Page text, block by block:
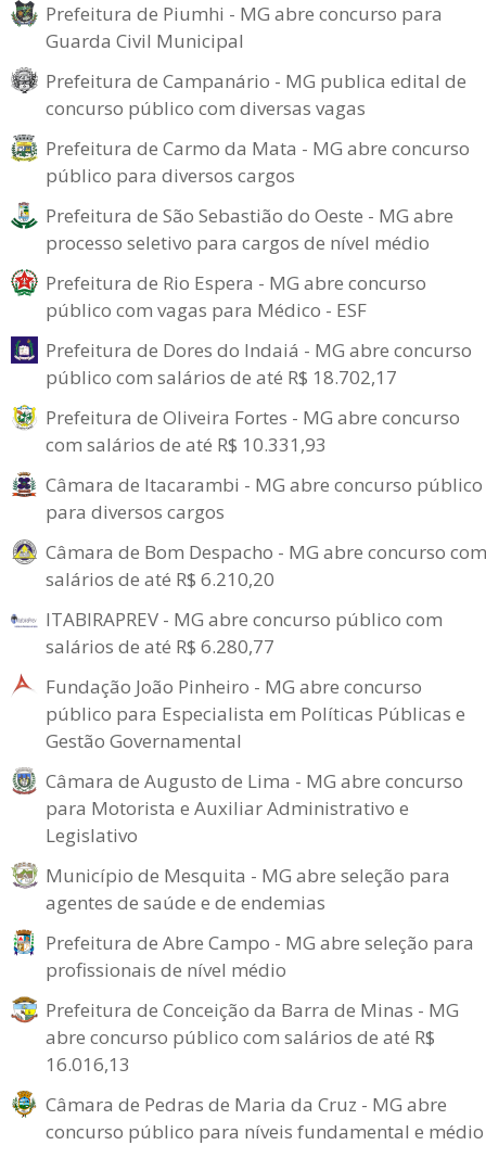
Prefeitura de Piumhi - MG abre concurso para
Guarda Civil Municipal
Prefeitura de Campanário - MG publica edital de
concurso público com diversas vagas
Prefeitura de Carmo da Mata - MG abre concurso
público para diversos cargos
Prefeitura de São Sebastião do Oeste - MG abre
processo seletivo para cargos de nível médio
Prefeitura de Rio Espera - MG abre concurso
público com vagas para Médico - ESF
Prefeitura de Dores do Indaiá - MG abre concurso
público com salários de até R$ 18.702,17
Prefeitura de Oliveira Fortes - MG abre concurso
com salários de até R$ 10.331,93
Câmara de Itacarambi - MG abre concurso público
para diversos cargos
Câmara de Bom Despacho - MG abre concurso com
salários de até R$ 6.210,20
ITABIRAPREV - MG abre concurso público com
salários de até R$ 6.280,77
Fundação João Pinheiro - MG abre concurso
público para Especialista em Políticas Públicas e
Gestão Governamental
Câmara de Augusto de Lima - MG abre concurso
para Motorista e Auxiliar Administrativo e
Legislativo
Município de Mesquita - MG abre seleção para
agentes de saúde e de endemias
Prefeitura de Abre Campo - MG abre seleção para
profissionais de nível médio
Prefeitura de Conceição da Barra de Minas - MG
abre concurso público com salários de até R$
16.016,13
Câmara de Pedras de Maria da Cruz - MG abre
concurso público para níveis fundamental e médio